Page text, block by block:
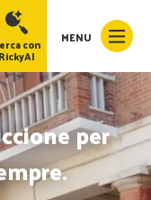
MENU
con
RickyAI
per